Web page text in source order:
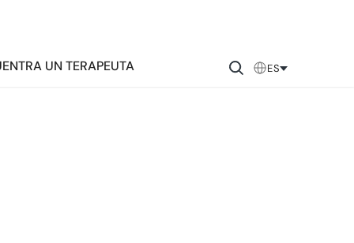
UN TERAPEUTA ES